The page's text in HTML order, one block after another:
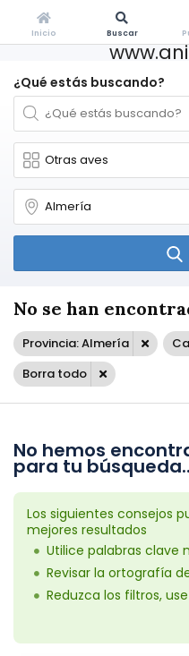
¿Qué estás buscando?
No se han
Provincia: Almería
Borra todo
No hemos
para tu
Los siguientes consejos
mejores resultados
Utilice palabras clave
Revisar la ortografía
Reduzca los filtros,
Inicio Buscar